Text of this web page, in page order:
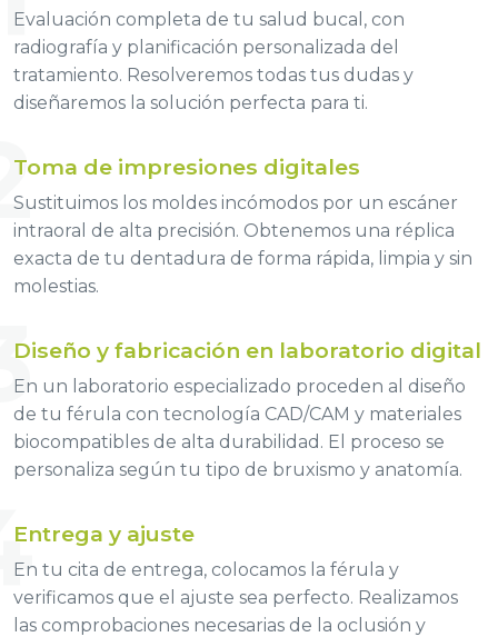
Evaluación completa de tu salud bucal, con
radiografía y planificación personalizada del
tratamiento. Resolveremos todas tus dudas y
diseñaremos la solución perfecta para ti.
Toma de impresiones digitales
Sustituimos los moldes incómodos por un escáner
intraoral de alta precisión. Obtenemos una réplica
exacta de tu dentadura de forma rápida, limpia y sin
molestias.
Diseño y fabricación en laboratorio digital
En un laboratorio especializado proceden al diseño
de tu férula con tecnología CAD/CAM y materiales
biocompatibles de alta durabilidad. El proceso se
personaliza según tu tipo de bruxismo y anatomía.
Entrega y ajuste
En tu cita de entrega, colocamos la férula y
verificamos que el ajuste sea perfecto. Realizamos
las comprobaciones necesarias de la oclusión y